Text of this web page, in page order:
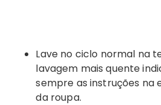
Lave no ciclo normal na
lavagem mais quente
sempre as instruções na
da roupa.